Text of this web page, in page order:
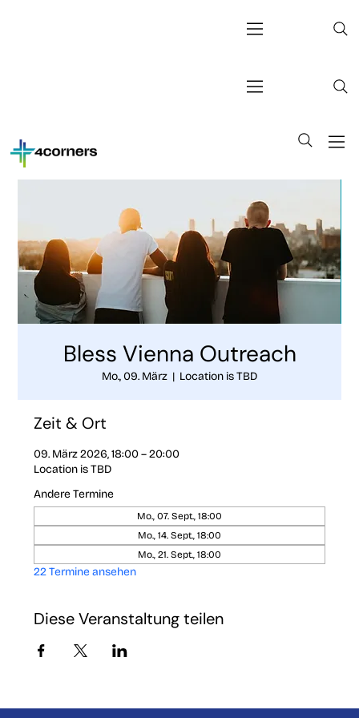
Bless Vienna Outreach
Mo., 09. März
  |
Location is TBD
Zeit & Ort
09. März 2026, 18:00 – 20:00
Location is TBD
Andere Termine
Mo., 07. Sept., 18:00
Mo., 14. Sept., 18:00
Mo., 21. Sept., 18:00
22 Termine ansehen
Diese Veranstaltung teilen